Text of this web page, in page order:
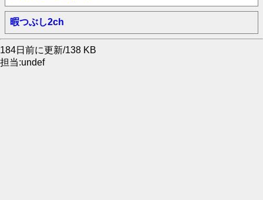
暇つぶし2ch
184日前に更新/138 KB
担当:undef